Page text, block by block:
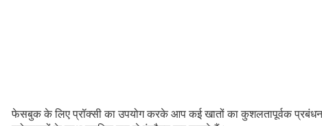
फेसबुक के लिए प्रॉक्सी का उपयोग करके आप कई खातों का कुशलतापूर्वक